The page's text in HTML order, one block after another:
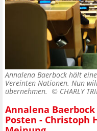
Annalena Baerbock hält
Vereinten Nationen. Nun
übernehmen. © CHARLY
Annalena
Posten - Christoph